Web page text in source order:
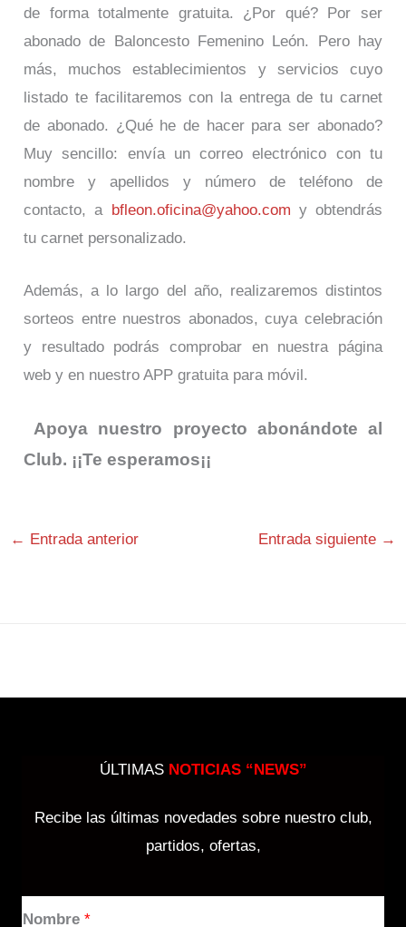
de forma totalmente gratuita. ¿Por qué? Por ser
abonado de Baloncesto Femenino León. Pero hay
más, muchos establecimientos y servicios cuyo
listado te facilitaremos con la entrega de tu carnet
de abonado. ¿Qué he de hacer para ser abonado?
Muy sencillo: envía un correo electrónico con tu
nombre y apellidos y número de teléfono de
contacto, a bfleon.oficina@yahoo.com y obtendrás
tu carnet personalizado.
Además, a lo largo del año, realizaremos distintos
sorteos entre nuestros abonados, cuya celebración
y resultado podrás comprobar en nuestra página
web y en nuestro APP gratuita para móvil.
Apoya nuestro proyecto abonándote al
Club. ¡¡Te esperamos¡¡
← Entrada anterior Entrada siguiente →
ÚLTIMAS NOTICIAS “NEWS”
Recibe las últimas novedades sobre nuestro club,
partidos, ofertas,
Nombre *